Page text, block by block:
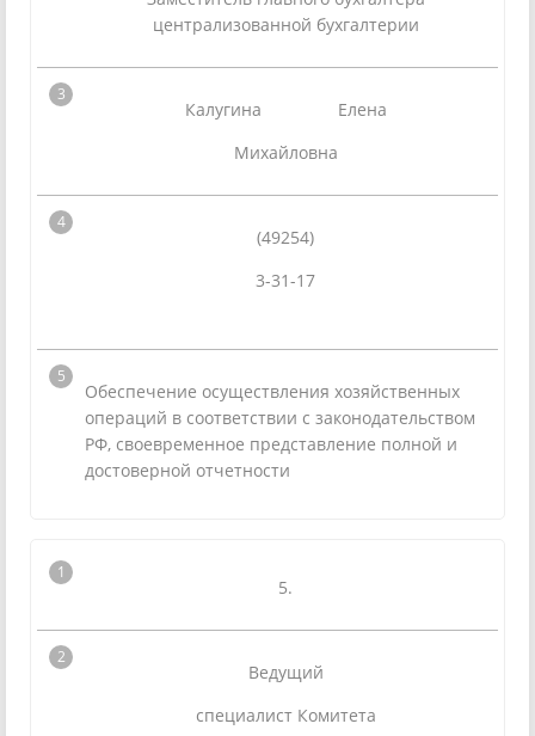
централизованной бухгалтерии
Калугина Елена
Михайловна
(49254)
3-31-17
Обеспечение осуществления хозяйственных
операций в соответствии с законодательством
РФ, своевременное представление полной и
достоверной отчетности
5.
Ведущий
специалист Комитета